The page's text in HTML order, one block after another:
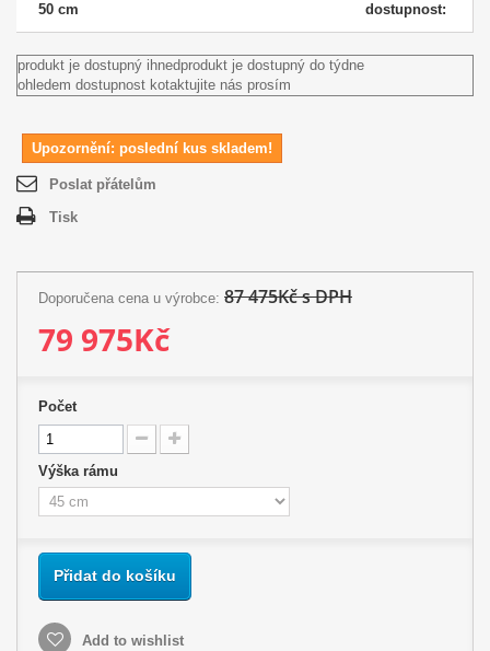
50 cm dostupnost:
produkt je dostupný ihnedprodukt je dostupný do týdne
ohledem dostupnost kotaktujite nás prosím
Upozornění: poslední kus skladem!
Poslat přátelům
Tisk
Doporučena cena u výrobce: 87 475Kč s DPH
79 975Kč
Počet
Výška rámu
Přidat do košíku
Add to wishlist